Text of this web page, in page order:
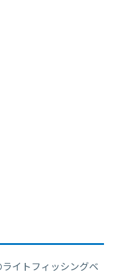
イトフィッシングベ